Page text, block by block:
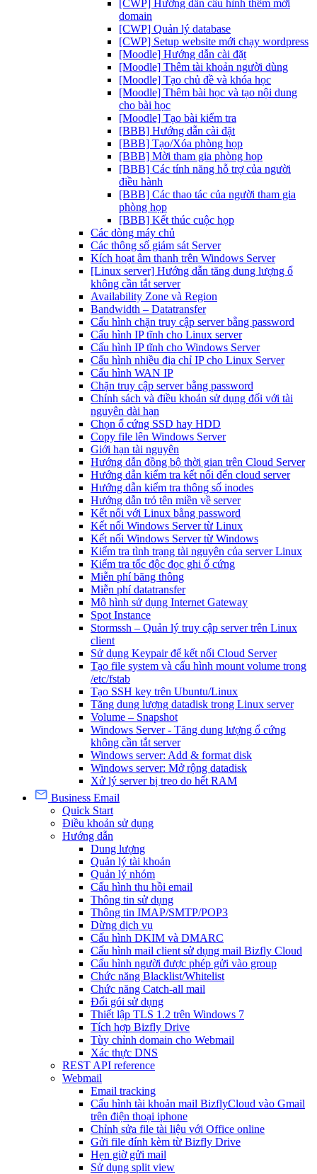
[CWP] Hướng dẫn cấu hình thêm mới
domain
[CWP] Quản lý database
[CWP] Setup website mới chạy wordpress
[Moodle] Hướng dẫn cài đặt
[Moodle] Thêm tài khoản người dùng
[Moodle] Tạo chủ đề và khóa học
[Moodle] Thêm bài học và tạo nội dung
cho bài học
[Moodle] Tạo bài kiểm tra
[BBB] Hướng dẫn cài đặt
[BBB] Tạo/Xóa phòng họp
[BBB] Mời tham gia phòng họp
[BBB] Các tính năng hỗ trợ của người
điều hành
[BBB] Các thao tác của người tham gia
phòng họp
[BBB] Kết thúc cuộc họp
Các dòng máy chủ
Các thông số giám sát Server
Kích hoạt âm thanh trên Windows Server
[Linux server] Hướng dẫn tăng dung lượng ổ
không cần tắt server
Availability Zone và Region
Bandwidth – Datatransfer
Cấu hình chặn truy cập server bằng password
Cấu hình IP tĩnh cho Linux server
Cấu hình IP tĩnh cho Windows Server
Cấu hình nhiều địa chỉ IP cho Linux Server
Cấu hình WAN IP
Chặn truy cập server bằng password
Chính sách và điều khoản sử dụng đối với tài
nguyên dài hạn
Chọn ổ cứng SSD hay HDD
Copy file lên Windows Server
Giới hạn tài nguyên
Hướng dẫn đồng bộ thời gian trên Cloud Server
Hướng dẫn kiểm tra kết nối đến cloud server
Hướng dẫn kiểm tra thông số inodes
Hướng dẫn trỏ tên miền về server
Kết nối với Linux bằng password
Kết nối Windows Server từ Linux
Kết nối Windows Server từ Windows
Kiểm tra tình trạng tài nguyên của server Linux
Kiểm tra tốc độc đọc ghi ổ cứng
Miễn phí băng thông
Miễn phí datatransfer
Mô hình sử dụng Internet Gateway
Spot Instance
Stormssh – Quản lý truy cập server trên Linux
client
Sử dụng Keypair để kết nối Cloud Server
Tạo file system và cấu hình mount volume trong
/etc/fstab
Tạo SSH key trên Ubuntu/Linux
Tăng dung lượng datadisk trong Linux server
Volume – Snapshot
Windows Server - Tăng dung lượng ổ cứng
không cần tắt server
Windows server: Add & format disk
Windows server: Mở rộng datadisk
Xử lý server bị treo do hết RAM
Business Email
Quick Start
Điều khoản sử dụng
Hướng dẫn
Dung lượng
Quản lý tài khoản
Quản lý nhóm
Cấu hình thu hồi email
Thông tin sử dụng
Thông tin IMAP/SMTP/POP3
Dừng dịch vụ
Cấu hình DKIM và DMARC
Cấu hình mail client sử dụng mail Bizfly Cloud
Cấu hình người được phép gửi vào group
Chức năng Blacklist/Whitelist
Chức năng Catch-all mail
Đổi gói sử dụng
Thiết lập TLS 1.2 trên Windows 7
Tích hợp Bizfly Drive
Tùy chỉnh domain cho Webmail
Xác thực DNS
REST API reference
Webmail
Email tracking
Cấu hình tài khoản mail BizflyCloud vào Gmail
trên điện thoại iphone
Chỉnh sửa file tài liệu với Office online
Gửi file đính kèm từ Bizfly Drive
Hẹn giờ gửi mail
Sử dụng split view